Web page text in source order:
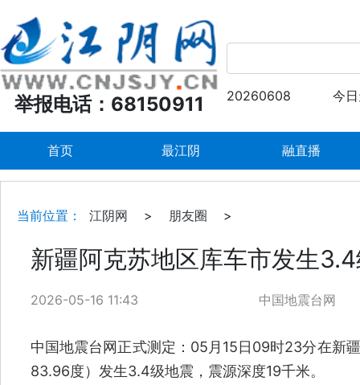
举报电话：68150911 20260608 今
首页 最江阴 融直播
当前位置： 江阴网 > 朋友圈 >
新疆阿克苏地区库车市发生
2026-05-16 11:43 中国地震台网
中国地震台网正式测定：05月15日09时23分在新
83.96度）发生3.4级地震，震源深度19千米。